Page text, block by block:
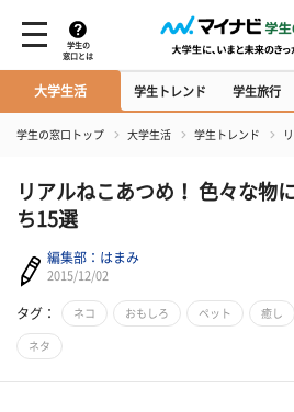
学生の
窓口とは
大学生活 学生トレンド 学生旅行
学生の窓口トップ 大学生活 学生トレンド
リアルねこあつめ！ 色々な物
ち15選
編集部：はまみ
2015/12/02
タグ： ネコ おもしろ ペット 癒し
ネタ